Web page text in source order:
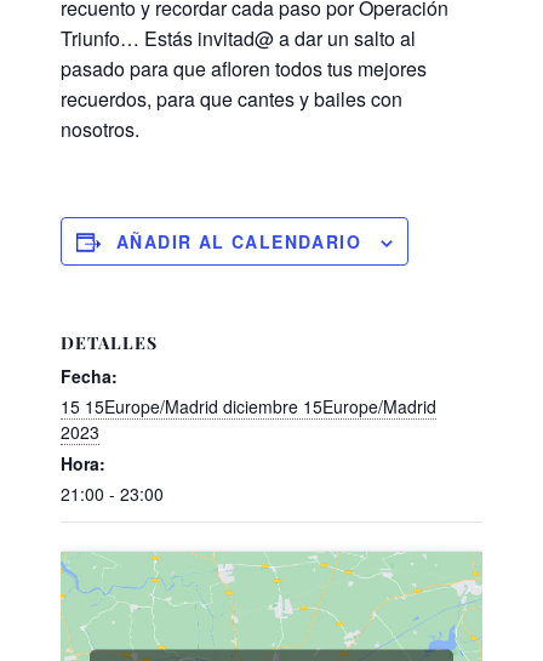
recuento y recordar cada paso por Operación
Triunfo… Estás invitad@ a dar un salto al
pasado para que afloren todos tus mejores
recuerdos, para que cantes y bailes con
nosotros.
AÑADIR AL CALENDARIO
DETALLES
Fecha:
15 15Europe/Madrid diciembre 15Europe/Madrid
2023
Hora:
21:00 - 23:00